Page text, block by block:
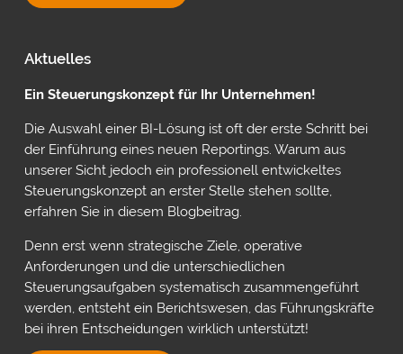
PLANUNG
Aktuelles
Ein Steuerungskonzept für Ihr Unternehmen!
Die Auswahl einer BI-Lösung ist oft der erste Schritt bei
der Einführung eines neuen Reportings. Warum aus
unserer Sicht jedoch ein professionell entwickeltes
Steuerungskonzept an erster Stelle stehen sollte,
erfahren Sie in diesem Blogbeitrag.
Denn erst wenn strategische Ziele, operative
Anforderungen und die unterschiedlichen
Steuerungsaufgaben systematisch zusammengeführt
werden, entsteht ein Berichtswesen, das Führungskräfte
bei ihren Entscheidungen wirklich unterstützt!